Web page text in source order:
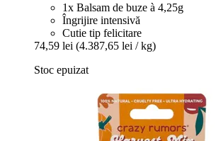
1x Balsam de buze à 4,25g
Îngrijire intensivă
Cutie tip felicitare
74,59 lei (4.387,65 lei / kg)
Stoc epuizat